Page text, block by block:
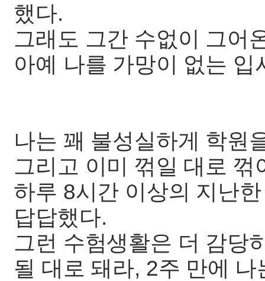
했다.
그래도 그간 수없이 그어
아예 나를 가망이 없는
나는 꽤 불성실하게 학원
그리고 이미 꺾일 대로
하루 8시간 이상의 지난
답답했다.
그런 수험생활은 더 감당
될 대로 돼라, 2주 만에